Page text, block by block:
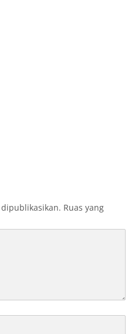
Ruas yang